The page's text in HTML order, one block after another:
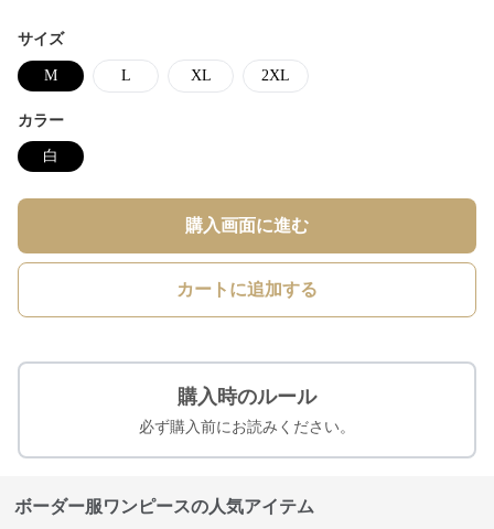
サイズ
M L XL 2XL
カラー
白
購入画面に進む
カートに追加する
購入時のルール
必ず購入前にお読みください。
ボーダー服ワンピースの人気アイテム